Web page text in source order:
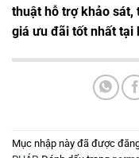
thuật hỗ trợ khảo sát,
giá ưu đãi tốt nhất tại
Mục nhập này đã được